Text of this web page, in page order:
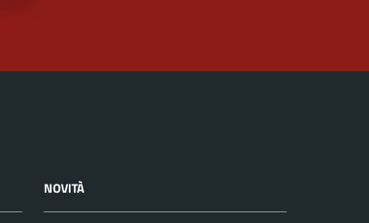
NOVITÀ